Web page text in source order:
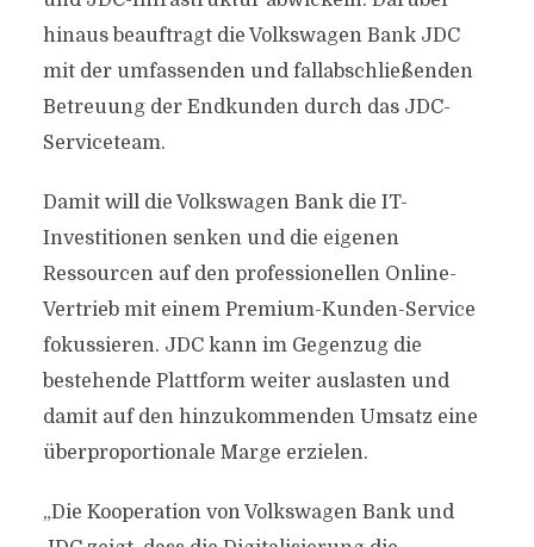
hinaus beauftragt die Volkswagen Bank JDC
mit der umfassenden und fallabschließenden
Betreuung der Endkunden durch das JDC-
Serviceteam.
Damit will die Volkswagen Bank die IT-
Investitionen senken und die eigenen
Ressourcen auf den professionellen Online-
Vertrieb mit einem Premium-Kunden-Service
fokussieren. JDC kann im Gegenzug die
bestehende Plattform weiter auslasten und
damit auf den hinzukommenden Umsatz eine
überproportionale Marge erzielen.
„Die Kooperation von Volkswagen Bank und